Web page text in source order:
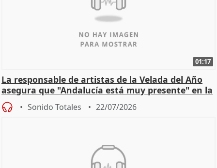
01:17
La responsable de artistas de la Velada del Año
asegura que "Andalucía está muy presente" en la
cita
Sonido Totales 22/07/2026